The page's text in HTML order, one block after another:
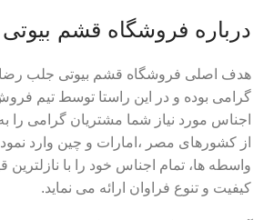
درباره فروشگاه قشم بیوتی
هدف اصلی فروشگاه قشم بیوتی جلب
گرامی بوده و در این راستا توسط تیم
اجناس مورد نیاز شما مشتریان گرامی
از کشورهای مصر ،امارات و چین وارد
واسطه ها، تمام اجناس خود را با نازلترین
کیفیت و تنوع فراوان ارائه می نماید.